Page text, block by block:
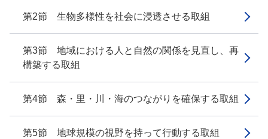
第2節 生物多様性を社会に浸透させる取組
第3節 地域における人と自然の関係を見直し、再
構築する取組
第4節 森・里・川・海のつながりを確保する取組
第5節 地球規模の視野を持って行動する取組